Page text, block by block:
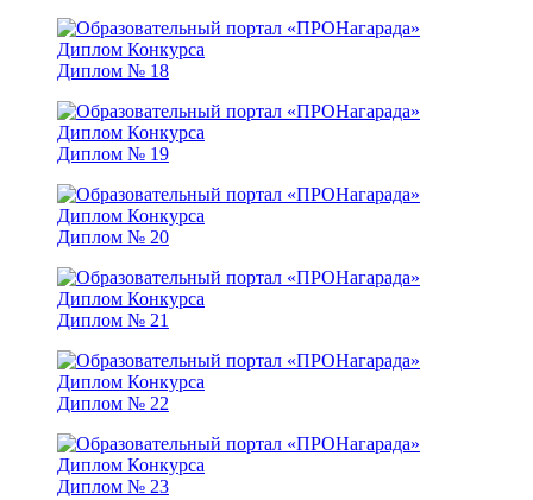
Диплом № 18
Диплом № 19
Диплом № 20
Диплом № 21
Диплом № 22
Диплом № 23